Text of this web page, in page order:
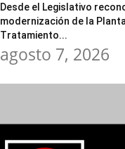
Desde el Legislativo
modernización de la
Tratamiento...
agosto 7, 2026